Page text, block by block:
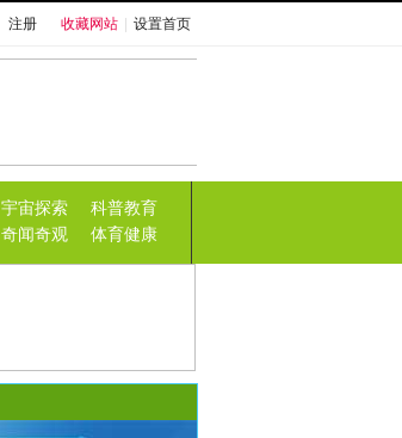
收藏网站 设置首页
注册
宇宙探索
科普教育
奇闻奇观
体育健康